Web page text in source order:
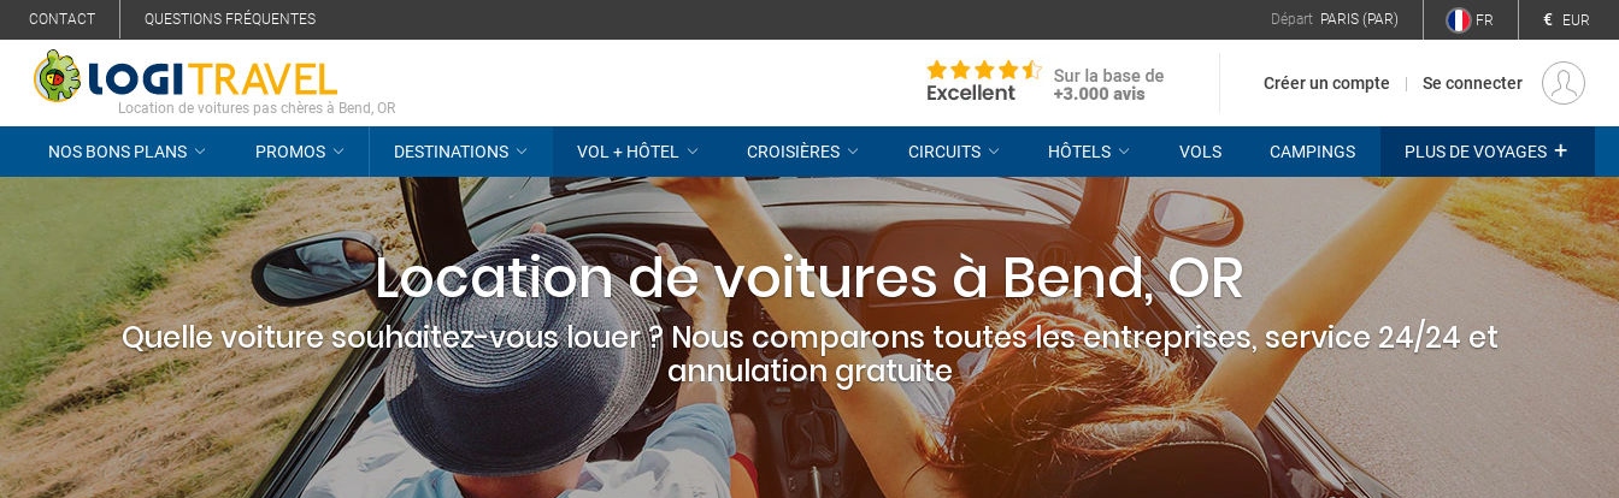
CONTACT QUESTIONS FRÉQUENTES Départ PARIS (PAR) FR € EUR
Location de voitures pas chères à Bend, OR
Créer un compte Se connecter
NOS BONS PLANS PROMOS DESTINATIONS VOL + HÔTEL CROISIÈRES CIRCUITS HÔTELS VOLS CAMPINGS PLUS DE VOYAGES +
Location de voitures à Bend, OR
Quelle voiture souhaitez-vous louer ? Nous comparons toutes les entreprises, service 24/24 et
annulation gratuite